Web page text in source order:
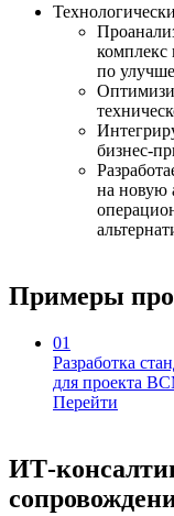
комплекс
по
бизнес-
на новую
Примеры
01
Разработка
для проекта
Перейти
ИТ-